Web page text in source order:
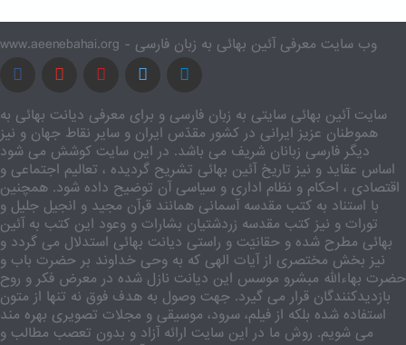
www.aeenebahai.org - وب سایت معرفی آئین بهائی به زبان فارسی
سایت آئین بهائی سایتی به زبان فارسی و برای معرفی دیانت بهائی به
هموطنان عزیز ایرانی در کشور مقدّس ایران و سایر نقاط جهان و نیز
دیگر فارسی زبانان شریف می باشد. در این سایت کوشش می شود
اساس عقاید و نیز تاریخ آئین بهائی تشریح گردیده ، تعالیم اجتماعی و
اقتصادی ، احکام و نظام اداری و سیاسی آن توضیح داده شود. همچنین
با استناد به کتب مقدسه آسمانی همانند قرآن مجید و انجیل جلیل و
تورات و نیز کتب مقدسه زردشتیان بشارات و وعود این کتب به آئین
بهائی مطرح شده و حقانیّت و راستی دیانت بهائی استدلال می گردد و
نیز بخش مختصری از آیات الهی که به وحی خداوند بر حضرت باب و
حضرت بهاءالله مبشرو موسس این دیانت نازل شده در معرض فکر و روح
بازدیدکنندگان قرار می گیرد. جهت وصول به هدف فوق نه تنها از متون
استفاده شده بلکه از فیلم، سرود، موسیقی و مجلات تصویری بهره مند
می شویم. روش ما در این سایت ارائه آزاد و بدون تعصب مطالب و